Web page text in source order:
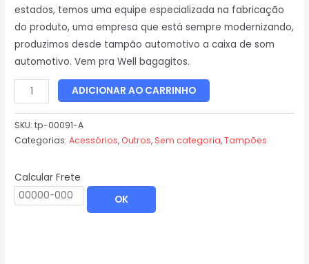
estados, temos uma equipe especializada na fabricação
do produto, uma empresa que está sempre modernizando,
produzimos desde tampão automotivo a caixa de som
automotivo. Vem pra Well bagagitos.
ADICIONAR AO CARRINHO
SKU:tp-00091-A
Categorias:Acessórios,Outros, Sem categoria,Tampões
Calcular Frete
OK